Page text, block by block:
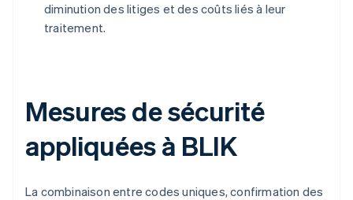
diminution des litiges et des coûts liés à leur
traitement.
Mesures de sécurité
appliquées à BLIK
La combinaison entre codes uniques, confirmation des